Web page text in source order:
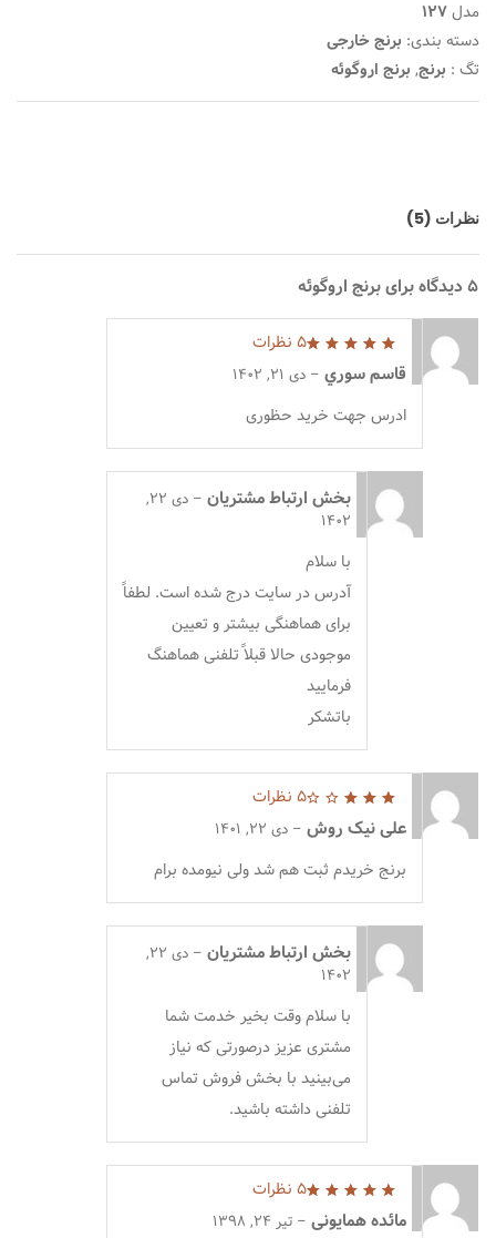
مدل127
دسته بندی: برنج خارجی
تگ : برنج, برنج اروگوئه
نظرات (5)
5 دیدگاه برای برنج اروگوئه
5
5 نظرات
قاسم سوري – دی 21, 1402
ادرس جهت خرید حظوری
بخش ارتباط مشتریان –
دی 22,
1402
با سلام
آدرس در سایت درج شده است. لطفاً
برای هماهنگی بیشتر و تعیین
موجودی حالا قبلاً تلفنی هماهنگ
فرمایید
باتشکر
3
از
5
5 نظرات
علی نیک روش – دی 22, 1401
برنج خریدم ثبت هم شد ولی نیومده برام
بخش ارتباط مشتریان –
دی 22,
1402
با سلام وقت بخیر خدمت شما
مشتری عزیز درصورتی که نیاز
می‌بینید با بخش فروش تماس
تلفنی داشته باشید.
5 از 5
5 نظرات
مائده همایونی – تیر 24, 1398